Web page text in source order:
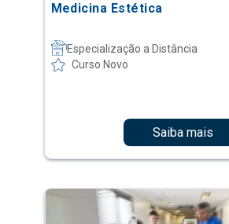
Medicina Estética
Especialização a Distância
Curso Novo
Saiba mais